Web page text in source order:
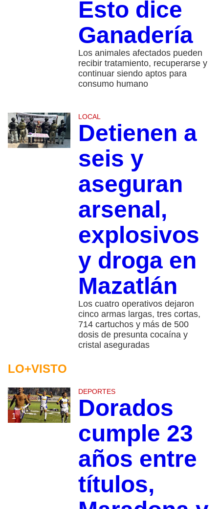
Esto dice
Ganadería
Los animales afectados pueden
recibir tratamiento, recuperarse y
continuar siendo aptos para
consumo humano
LOCAL
Detienen a
seis y
aseguran
arsenal,
explosivos
y droga en
Mazatlán
Los cuatro operativos dejaron
cinco armas largas, tres cortas,
714 cartuchos y más de 500
dosis de presunta cocaína y
cristal aseguradas
LO+VISTO
1
DEPORTES
Dorados
cumple 23
años entre
títulos,